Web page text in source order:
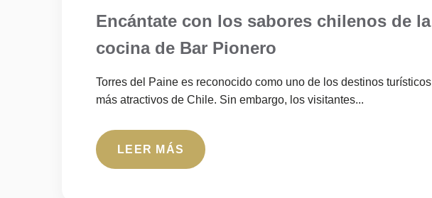
Encántate con los sabores chilenos de la
cocina de Bar Pionero
Torres del Paine es reconocido como uno de los destinos turísticos
más atractivos de Chile. Sin embargo, los visitantes...
LEER MÁS